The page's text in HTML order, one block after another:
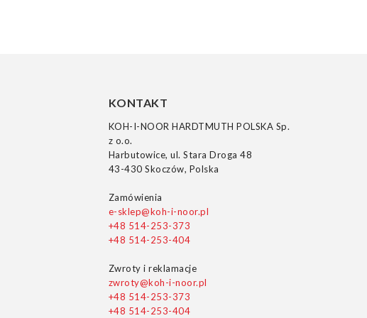
KONTAKT
KOH-I-NOOR HARDTMUTH POLSKA Sp.
z o.o.
Harbutowice, ul. Stara Droga 48
43-430 Skoczów, Polska
Zamówienia
e-sklep@koh-i-noor.pl
+48 514-253-373
+48 514-253-404
Zwroty i reklamacje
zwroty@koh-i-noor.pl
+48 514-253-373
+48 514-253-404